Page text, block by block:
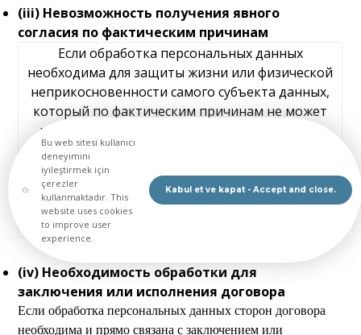
(iii) Невозможность получения явного
согласия по фактическим причинам
Если обработка персональных данных
необходима для защиты жизни или физической
неприкосновенности самого субъекта данных,
который по фактическим причинам не может
выразить своё согласие или чьё согласие не
признаётся действительным, либо другого лица,
персональные данные субъекта могут быть
обработаны.
Пример: использование контактной
информации работника, потерявшего сознание,
для связи с его родственниками.
(iv) Необходимость обработки для
заключения или исполнения договора
Если обработка персональных данных сторон договора
необходима и прямо связана с заключением или
Bu web sitesi kullanıcı
deneyimini
iyileştirmek için
çerezler
kullanmaktadır. This
website uses cookies
to improve user
experience.
Kabul et ve kapat - Accept and close.